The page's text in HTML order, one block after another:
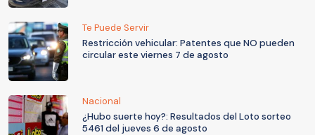
Te Puede Servir
Restricción vehicular: Patentes que NO pueden
circular este viernes 7 de agosto
Nacional
¿Hubo suerte hoy?: Resultados del Loto sorteo
5461 del jueves 6 de agosto